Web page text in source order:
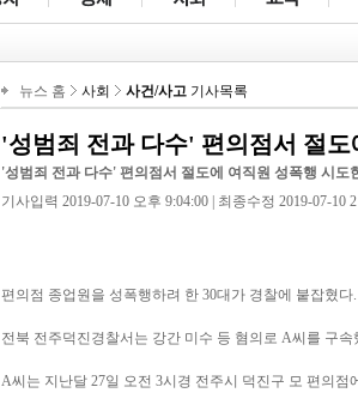
뉴스 홈 사회 사건/사고 기사목록
'성범죄 전과 다수' 편의점서 절
'성범죄 전과 다수' 편의점서 절도에 여직원 성폭행 시도
기사입력 2019-07-10 오후 9:04:00 | 최종수정 2019-07-10
편의점 종업원을 성폭행하려 한 30대가 경찰에 붙잡혔
전북 전주덕진경찰서는 강간 미수 등 혐의로 A씨를 구속
A씨는 지난달 27일 오전 3시경 전주시 덕진구 모 편의